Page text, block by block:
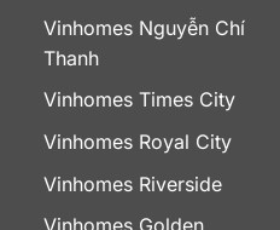
Vinhomes Nguyễn Chí
Thanh
Vinhomes Times City
Vinhomes Royal City
Vinhomes Riverside